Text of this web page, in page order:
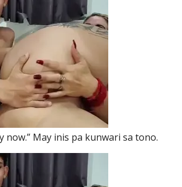
now.” May inis pa kunwari sa tono.